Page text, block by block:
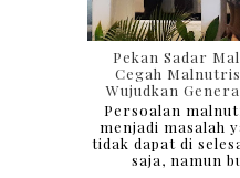
Pekan Sadar
Cegah
Wujudkan
Persoalan
menjadi masalah
tidak dapat di
saja, namun